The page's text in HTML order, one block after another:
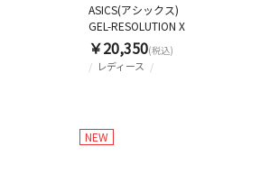
レディース
ASICS(アシックス)
GEL-RESOLUTION X
￥20,350(税込)
NEW